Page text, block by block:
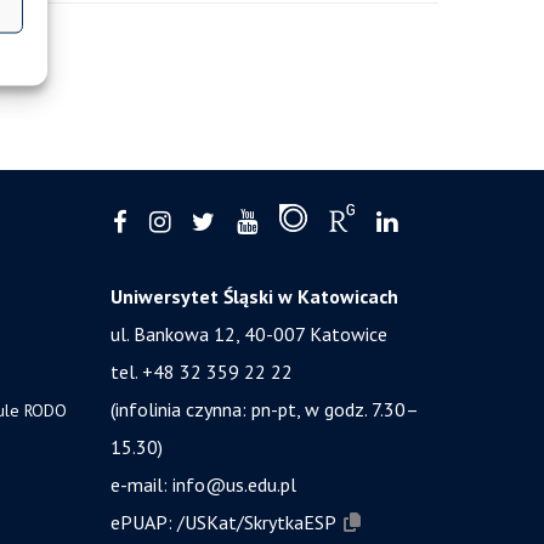
RODO
Uniwersytet Śląski w Katowicach
ul. Bankowa 12, 40-007 Katowice
tel. +48 32 359 22 22
(infolinia czynna: pn-pt, w godz. 7.30–
15.30)
e-mail: info@us.edu.pl
ePUAP: /USKat/SkrytkaESP